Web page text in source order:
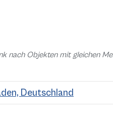
nach Objekten mit gleichen
Deutschland